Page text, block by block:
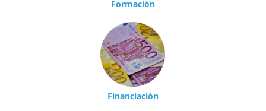
Formación
Financiación